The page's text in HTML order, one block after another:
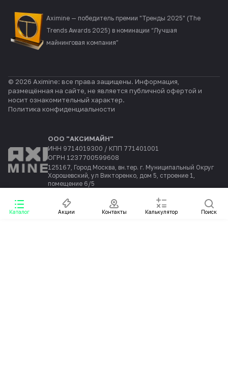
Каталог Акции Контакты Калькулятор Поиск
Aximine — победитель премии "Тренды 2025" (The
Trends Awards 2025) в номинации “Лучшая
майнинговая компания”
© 2026 Aximine: все права защищены. Информация,
размещённая на сайте, не является публичной офертой и
носит ознакомительный характер.
Политика конфиденциальности
ООО "АКСИМАЙН"
ИНН 9714019300 / КПП 771401001
ОГРН 1237700599608
125167, Город Москва, вн.тер. г. Муниципальный Округ
Хорошевский, ул Викторенко, дом 5, строение 1,
помещение 6/5